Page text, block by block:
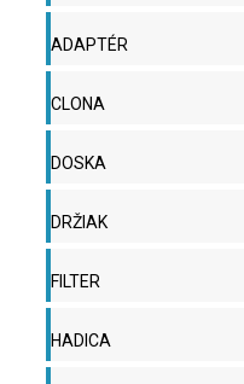
ADAPTÉR
CLONA
DOSKA
DRŽIAK
FILTER
HADICA